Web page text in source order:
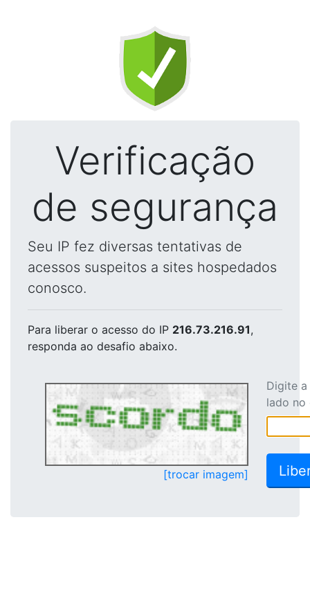
Verificação
de segurança
Seu IP fez diversas tentativas de
acessos suspeitos a sites hospedados
conosco.
Para liberar o acesso do IP 216.73.216.91,
responda ao desafio abaixo.
[trocar imagem]
Digite
lado no